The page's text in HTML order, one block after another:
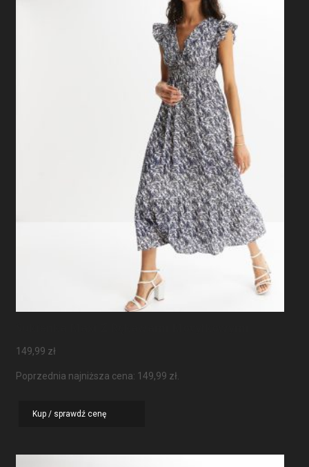
149,99 zł
Poprzednia najniższa cena: 149,99 zł
Kup / sprawdź cenę